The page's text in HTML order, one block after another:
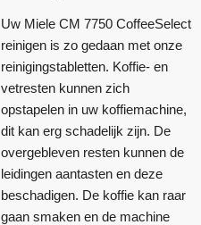
Uw Miele CM 7750 CoffeeSelect
reinigen is zo gedaan met onze
reinigingstabletten. Koffie- en
vetresten kunnen zich
opstapelen in uw koffiemachine,
dit kan erg schadelijk zijn. De
overgebleven resten kunnen de
leidingen aantasten en deze
beschadigen. De koffie kan raar
gaan smaken en de machine